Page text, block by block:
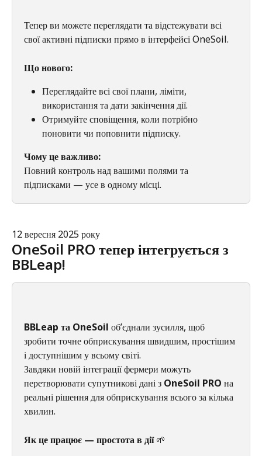
Тепер ви можете переглядати та відстежувати всі
свої активні підписки прямо в інтерфейсі OneSoil.
Що нового:
Переглядайте всі свої плани, ліміти,
використання та дати закінчення дії.
Отримуйте сповіщення, коли потрібно
поновити чи поповнити підписку.
Чому це важливо:
Повний контроль над вашими полями та
підписками — усе в одному місці.
12 вересня 2025 року
OneSoil PRO тепер інтегрується з
BBLeap!
BBLeap та OneSoil об’єднали зусилля, щоб
зробити точне обприскування швидшим, простішим
і доступнішим у всьому світі.
Завдяки новій інтеграції фермери можуть
перетворювати супутникові дані з OneSoil PRO на
реальні рішення для обприскування всього за кілька
хвилин.
Як це працює — простота в дії 🌱